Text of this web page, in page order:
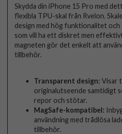
Skydda din iPhone 15 Pro med
flexibla TPU-skal från Rvelon.
design med hög funktionalitet
som vill ha ett diskret men
magneten gör det enkelt att
tillbehör.
Transparent design: Visar
originalutseende samtidigt
repor och stötar.
MagSafe-kompatibel:
användning med trådlösa
tillbehör.